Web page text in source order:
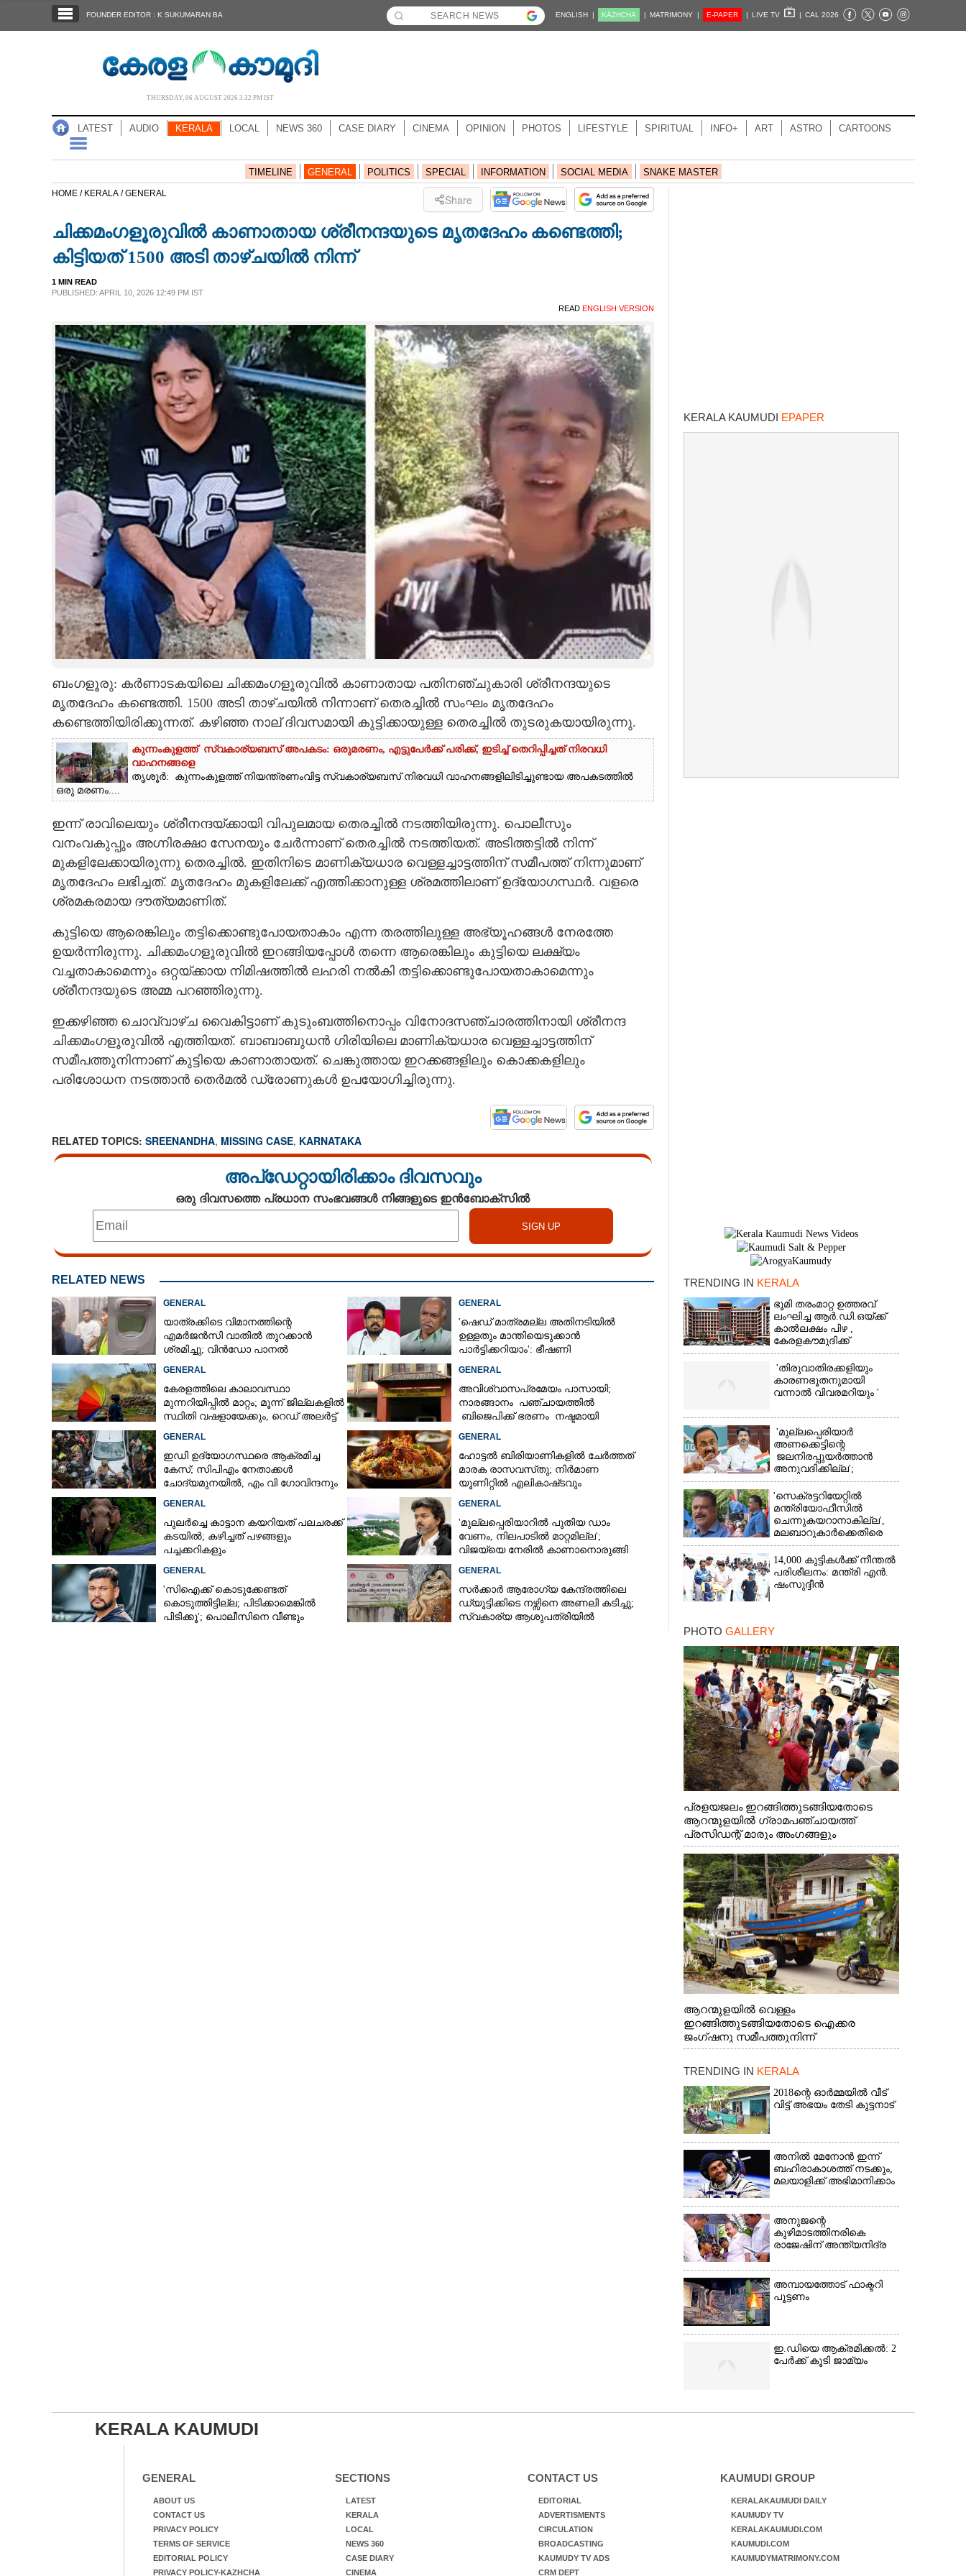
NOTIFIED NEWS
NEWS 360
CASE DIARY
LIFESTYLE
LITERATURE
CONTACT US
FOUNDER EDITOR : K SUKUMARAN BA ENGLISH | KĀZHCHA | MATRIMONY | E-PAPER | LIVE TV | CAL 2026
THURSDAY, 06 AUGUST 2026 3.32 PM IST
LATEST AUDIO KERALA LOCAL NEWS 360 CASE DIARY CINEMA OPINION PHOTOS LIFESTYLE SPIRITUAL INFO+ ART ASTRO CARTOONS
TIMELINE GENERAL POLITICS SPECIAL INFORMATION SOCIAL MEDIA SNAKE MASTER
HOME / KERALA /GENERAL Share
ചിക്കമംഗളൂരുവിൽ കാണാതായ ശ്രീനന്ദയുടെ മൃതദേഹം കണ്ടെത്തി;
കിട്ടിയത് 1500 അടി താഴ്‌ചയിൽ നിന്ന്
1 MIN READ
PUBLISHED: APRIL 10, 2026 12:49 PM IST
READ ENGLISH VERSION
ബംഗളൂരു: കർണാടകയിലെ ചിക്കമംഗളൂരുവിൽ കാണാതായ പതിനഞ്ചുകാരി ശ്രീനന്ദയുടെ
മൃതദേഹം കണ്ടെത്തി. 1500 അടി താഴ്‌ചയിൽ നിന്നാണ് തെരച്ചിൽ സംഘം മൃതദേഹം
കണ്ടെത്തിയിരിക്കുന്നത്. കഴിഞ്ഞ നാല് ദിവസമായി കുട്ടിക്കായുള്ള തെരച്ചിൽ തുടരുകയായിരുന്നു.
കുന്നംകുളത്ത് സ്വകാര്യബസ് അപകടം: ഒരുമരണം, എട്ടുപേർക്ക് പരിക്ക്, ഇടിച്ച് തെറിപ്പിച്ചത് നിരവധി
വാഹനങ്ങളെ
തൃശൂർ: കുന്നംകുളത്ത് നിയന്ത്രണംവിട്ട സ്വകാര്യബസ് നിരവധി വാഹനങ്ങളിലിടിച്ചുണ്ടായ അപകടത്തിൽ
ഒരു മരണം....
ഇന്ന് രാവിലെയും ശ്രീനന്ദയ്‌ക്കായി വിപുലമായ തെരച്ചിൽ നടത്തിയിരുന്നു. പൊലീസും
വനംവകുപ്പും അഗ്നിരക്ഷാ സേനയും ചേർന്നാണ് തെരച്ചിൽ നടത്തിയത്. അടിത്തട്ടിൽ നിന്ന്
മുകളിലേക്കായിരുന്നു തെരച്ചിൽ. ഇതിനിടെ മാണിക്യധാര വെള്ളച്ചാട്ടത്തിന് സമീപത്ത് നിന്നുമാണ്
മൃതദേഹം ലഭിച്ചത്. മൃതദേഹം മുകളിലേക്ക് എത്തിക്കാനുള്ള ശ്രമത്തിലാണ് ഉദ്യോഗസ്ഥർ. വളരെ
ശ്രമകരമായ ദൗത്യമാണിത്.
കുട്ടിയെ ആരെങ്കിലും തട്ടിക്കൊണ്ടുപോയതാകാം എന്ന തരത്തിലുള്ള അഭ്യൂഹങ്ങൾ നേരത്തേ
ഉയർന്നിരുന്നു. ചിക്കമംഗളൂരുവിൽ ഇറങ്ങിയപ്പോൾ തന്നെ ആരെങ്കിലും കുട്ടിയെ ലക്ഷ്യം
വച്ചതാകാമെന്നും ഒറ്റയ്‌ക്കായ നിമിഷത്തിൽ ലഹരി നൽകി തട്ടിക്കൊണ്ടുപോയതാകാമെന്നും
ശ്രീനന്ദയുടെ അമ്മ പറഞ്ഞിരുന്നു.
ഇക്കഴിഞ്ഞ ചൊവ്വാഴ്‌ച വൈകിട്ടാണ് കുടുംബത്തിനൊപ്പം വിനോദസഞ്ചാരത്തിനായി ശ്രീനന്ദ
ചിക്കമംഗളൂരുവിൽ എത്തിയത്. ബാബാബുധൻ ഗിരിയിലെ മാണിക്യധാര വെള്ളച്ചാട്ടത്തിന്
സമീപത്തുനിന്നാണ് കുട്ടിയെ കാണാതായത്. ചെങ്കുത്തായ ഇറക്കങ്ങളിലും കൊക്കകളിലും
പരിശോധന നടത്താൻ തെർമൽ ഡ്രോണുകൾ ഉപയോഗിച്ചിരുന്നു.
RELATED TOPICS: SREENANDHA, MISSING CASE, KARNATAKA
അപ്ഡേറ്റായിരിക്കാം ദിവസവും
ഒരു ദിവസത്തെ പ്രധാന സംഭവങ്ങൾ നിങ്ങളുടെ ഇൻബോക്സിൽ
RELATED NEWS
GENERAL
യാത്രക്കിടെ വിമാനത്തിന്റെ
എമർജൻസി വാതിൽ തുറക്കാൻ
ശ്രമിച്ചു; വിൻഡോ പാനൽ
GENERAL
'ഷെഡ് മാത്രമല്ല അതിനടിയിൽ
ഉള്ളതും മാന്തിയെടുക്കാൻ
പാർട്ടിക്കറിയാം': ഭീഷണി
GENERAL
കേരളത്തിലെ കാലാവസ്ഥാ
മുന്നറിയിപ്പിൽ മാറ്റം; മൂന്ന് ജില്ലകളിൽ
സ്ഥിതി വഷളായേക്കും, റെഡ് അലർട്ട്
GENERAL
അവിശ്വാസപ്രമേയം പാസായി;
നാരങ്ങാനം പഞ്ചായത്തിൽ
ബിജെപിക്ക് ഭരണം നഷ്ടമായി
GENERAL
ഇഡി ഉദ്യോഗസ്ഥരെ ആക്രമിച്ച
കേസ്; സിപിഎം നേതാക്കൾ
ചോദ്യമുനയിൽ, എം വി ഗോവിന്ദനും
GENERAL
ഹോട്ടൽ ബിരിയാണികളിൽ ചേർത്തത്
മാരക രാസവസ്‌തു; നിർമാണ
യൂണിറ്റിൽ എലികാഷ്‌ടവും
GENERAL
പുലർച്ചെ കാട്ടാന കയറിയത് പലചരക്ക്
കടയിൽ; കഴിച്ചത് പഴങ്ങളും
പച്ചക്കറികളും
GENERAL
'മുല്ലപ്പെരിയാറിൽ പുതിയ ഡാം
വേണം, നിലപാടിൽ മാറ്റമില്ല';
വിജയ്‌യെ നേരിൽ കാണാനൊരുങ്ങി
GENERAL
'സിഐക്ക് കൊടുക്കേണ്ടത്
കൊടുത്തിട്ടില്ല; പിടിക്കാമെങ്കിൽ
പിടിക്കൂ'; പൊലീസിനെ വീണ്ടും
GENERAL
സർക്കാർ ആരോഗ്യ കേന്ദ്രത്തിലെ
ഡ്യൂട്ടിക്കിടെ നഴ്സിനെ അണലി കടിച്ചു;
സ്വകാര്യ ആശുപത്രിയിൽ
KERALA KAUMUDI EPAPER
TRENDING IN KERALA
ഭൂമി തരംമാറ്റ ഉത്തരവ്
ലംഘിച്ച ആർ.ഡി.ഒയ്ക്ക്
കാൽലക്ഷം പിഴ ,​
കേരളകൗമുദിക്ക്
ഹൈക്കോടതിയുടെ
പ്രശംസ
'തിരുവാതിരക്കളിയും
കാരണഭൂതനുമായി
വന്നാൽ വിവരമറിയും '
'മുല്ലപ്പെരിയാർ
അണക്കെട്ടിന്റെ
ജലനിരപ്പുയർത്താൻ
അനുവദിക്കില്ല';
തമിഴ്‌നാട്
സർക്കാരിനെതിരെ കേരളം
'സെക്രട്ടറിയേറ്റിൽ
മന്ത്രിയോഫീസിൽ
ചെന്നുകയറാനാകില്ല',
മലബാറുകാർക്കെതിരെ
അധിക്ഷേപ
പരാമർശവുമായി സിപിഎം
നേതാവ്‌
14,000 കുട്ടികൾക്ക് നീന്തൽ
പരിശീലനം: മന്ത്രി എൻ.
ഷംസുദ്ദീൻ
PHOTO GALLERY
പ്രളയജലം ഇറങ്ങിത്തുടങ്ങിയതോടെ
ആറന്മുളയിൽ ഗ്രാമപഞ്ചായത്ത്
പ്രസിഡന്റ് മാരും അംഗങ്ങളും
രാഷ്ട്രീയപ്രവത്തകരും അടങ്ങുന്ന സംഘം
റോഡിൽ അടിഞ്ഞ് കൂടിയ ചെളിയും മണ്ണും
മറ്റ് മാലിന്യങ്ങളും നീക്കം ചെയ്യുന്നു.
ആറന്മുളയിൽ വെള്ളം
ഇറങ്ങിത്തുടങ്ങിയതോടെ ഐക്കര
ജംഗ്ഷനു സമീപത്തുനിന്ന്
രക്ഷാപ്രവർത്തനത്തിന് കൊല്ലത്ത് നിന്ന്
തിരികെക്കൊണ്ടുപോകുന്നു.
TRENDING IN KERALA
2018ന്റെ ഓർമ്മയിൽ വീട്
വിട്ട് അഭയം തേടി കുട്ടനാട്
അനിൽ മേനോൻ ഇന്ന്
ബഹിരാകാശത്ത് നടക്കും,
മലയാളിക്ക് അഭിമാനിക്കാം
അനുജന്റെ
കുഴിമാടത്തിനരികെ
രാജേഷിന് അന്ത്യനിദ്ര
അമ്പായത്തോട് ഫാക്ടറി
പൂട്ടണം
ഇ.ഡിയെ ആക്രമിക്കൽ: 2
പേർക്ക് കൂടി ജാമ്യം
KERALA KAUMUDI
GENERAL
ABOUT US
CONTACT US
PRIVACY POLICY
TERMS OF SERVICE
EDITORIAL POLICY
PRIVACY POLICY-KAZHCHA
SECTIONS
LATEST
KERALA
LOCAL
NEWS 360
CASE DIARY
CINEMA
CONTACT US
EDITORIAL
ADVERTISMENTS
CIRCULATION
BROADCASTING
KAUMUDY TV ADS
CRM DEPT
KAUMUDI GROUP
KERALAKAUMUDI DAILY
KAUMUDY TV
KERALAKAUMUDI.COM
KAUMUDI.COM
KAUMUDYMATRIMONY.COM
ചിക്കമംഗളൂരുവിൽ കാണാതായ
ശ്രീനന്ദയുടെ മൃതദേഹം കണ്ടെത്തി;
കിട്ടിയത് 1500 അടി താഴ്‌ചയിൽ നിന്ന്
Copy Link